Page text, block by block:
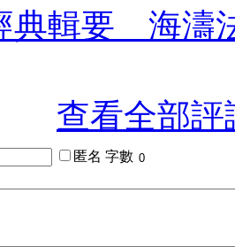
典輯要 海濤
查看全部評
匿名 字數